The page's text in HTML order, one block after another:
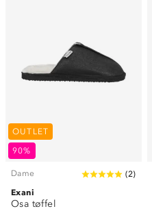
OUTLET
90%
Dame (2)
Exani
Osa tøffel